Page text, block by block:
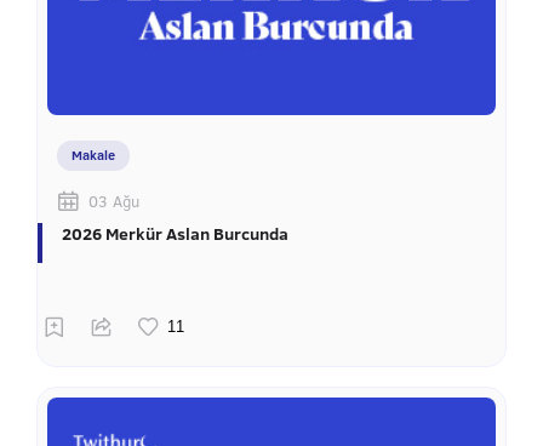
Makale
03 Ağu
2026 Merkür Aslan Burcunda